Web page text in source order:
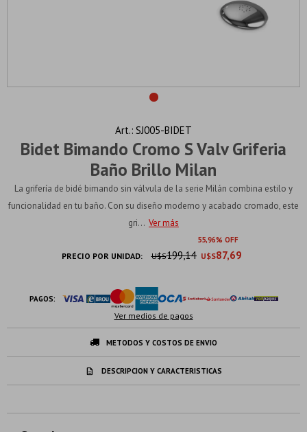
Bidet Bimando Cromo S Valv Griferia
Baño Brillo Milan
SJ005-BIDET
La grifería de bidé bimando sin válvula de la serie Milán combina estilo y
funcionalidad en tu baño. Con su diseño moderno y acabado cromado, este
gri... Ver más
55 96
PRECIO POR UNIDAD: U$S87,69
U$S199,14
PAGOS:
Ver medios de pagos
METODOS Y COSTOS DE ENVIO
DESCRIPCION Y CARACTERISTICAS